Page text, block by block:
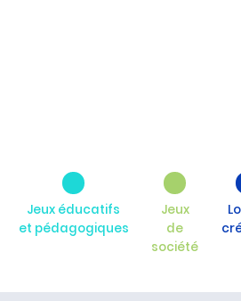
Jeux éducatifs
et pédagogiques
Jeux
de
société